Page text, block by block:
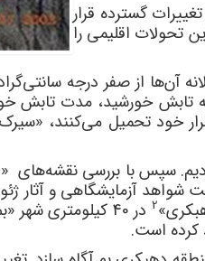
گسترده قرار
تحولات اقلیمی را
از صفر درجه
تابش خورشید، مدت
خود تحمیل می‌کنند،
سپس با بررسی
شواهد آزمایشگاهی و آثار
2 در 40 کیلومتری
کرده است.